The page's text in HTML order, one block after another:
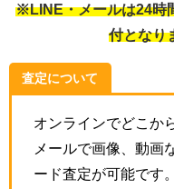
※LINE・メールは24時
付となり
査定について
オンラインでどこか
メールで画像、動画
ード査定が可能です